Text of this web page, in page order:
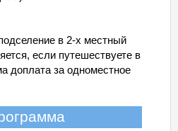
в 2-х местный
если путешествуете в
доплата за одноместное